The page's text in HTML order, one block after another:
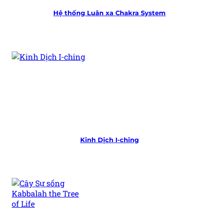
Hệ thống Luân xa Chakra System
Kinh Dịch I-ching